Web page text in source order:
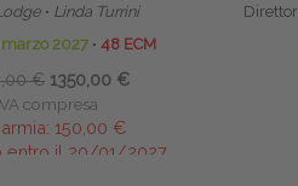
∙ Linda Turrini
2027 ∙ 48 ECM
€ 1350,00 €
compresa
150,00 €
entro il 20/01/2027